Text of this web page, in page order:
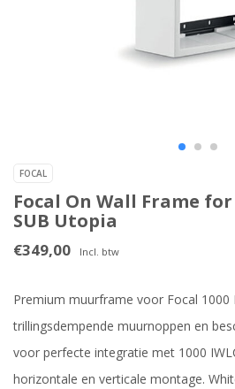
FOCAL
Focal On Wall Frame for
SUB Utopia
€349,00 Incl. btw
Premium muurframe voor Focal 1000
trillingsdempende muurnoppen en
voor perfecte integratie met 1000
horizontale en verticale montage.